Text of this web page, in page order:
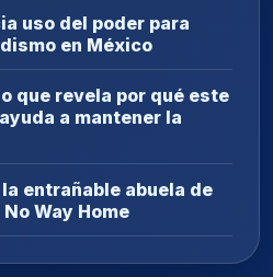
uso del poder para
en México
que revela por qué este
a mantener la
entrañable abuela de
Way Home